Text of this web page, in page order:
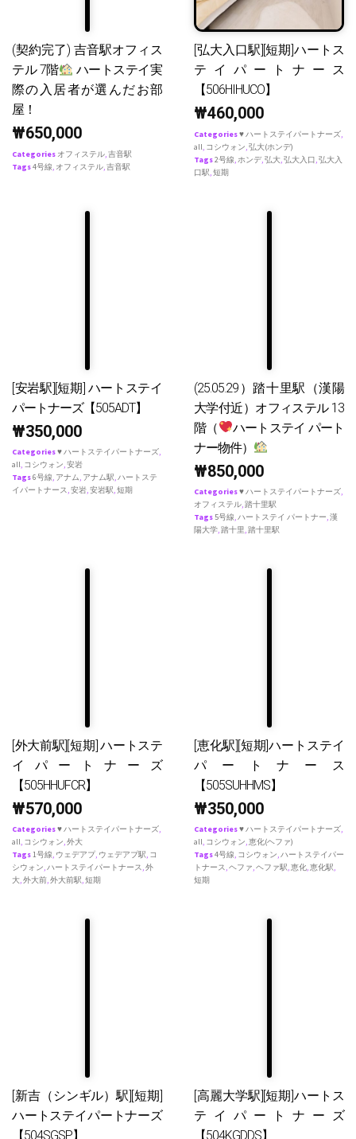
(契約完了) 吉音駅オフィス
テル 7階
ハートステイ実
際の入居者が選んだお部
屋！
₩650,000
Categories オフィステル,吉音駅
Tags4号線, オフィステル,吉音駅
[弘大入口駅][短期]ハートス
テイパートナース
【506HIHUCO】
₩460,000
Categories♥ ハートステイパートナーズ,
all, コシウォン,弘大(ホンデ)
Tags2号線,ホンデ,弘大,弘大入口,弘大入
口駅,短期
[安岩駅][短期] ハートステイ
パートナーズ【505ADT】
₩350,000
Categories♥ ハートステイパートナーズ,
all, コシウォン,安岩
Tags6号線, アナム, アナム駅,ハートステ
イパートナース,安岩,安岩駅,短期
(25.05.29）踏十里駅（漢陽
大学付近）オフィステル 13
階（
ハートステイ パート
ナー物件）
₩850,000
Categories♥ ハートステイパートナーズ,
オフィステル,踏十里駅
Tags 5号線,ハートステイ パートナー,漢
陽大学,踏十里,踏十里駅
[外大前駅][短期] ハートステ
イパートナーズ
【505HHUFCR】
₩570,000
Categories♥ ハートステイパートナーズ,
all, コシウォン,外大
Tags1号線, ウェデアプ, ウェデアプ駅, コ
シウォン,ハートステイパートナース,外
大,外大前,外大前駅,短期
[恵化駅][短期]ハートステイ
パートナース
【505SUHHMS】
₩350,000
Categories♥ ハートステイパートナーズ,
all, コシウォン,恵化(ヘファ)
Tags4号線, コシウォン,ハートステイパー
トナース,ヘファ,ヘファ駅,恵化,恵化駅,
短期
[新吉（シンギル）駅][短期]
ハートステイパートナーズ
【504SGSP】
[高麗大学駅][短期]ハートス
テイパートナーズ
【504KGDDS】